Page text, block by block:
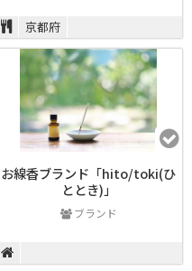
京都府
お線香ブランド「hito/toki(ひ
ととき)」
ブランド